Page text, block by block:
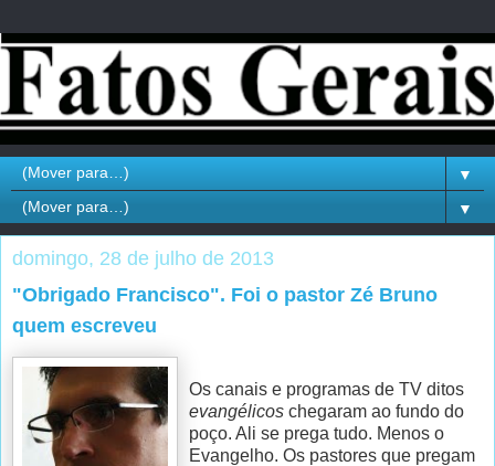
▼
▼
domingo, 28 de julho de 2013
"Obrigado Francisco". Foi o pastor Zé Bruno
quem escreveu
Os canais e programas de TV ditos
evangélicos chegaram ao fundo do
poço. Ali se prega tudo. Menos o
Evangelho. Os pastores que pregam